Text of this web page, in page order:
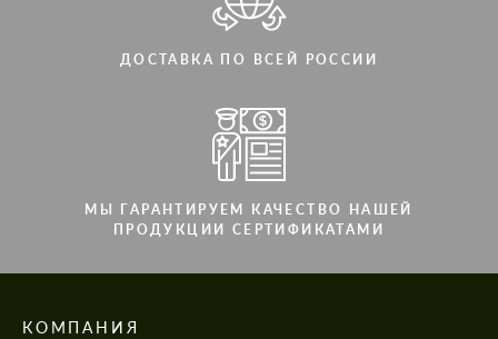
ДОСТАВКА ПО ВСЕЙ РОССИИ
МЫ ГАРАНТИРУЕМ КАЧЕСТВО НАШЕЙ
ПРОДУКЦИИ СЕРТИФИКАТАМИ
КОМПАНИЯ